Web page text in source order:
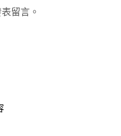
留言。